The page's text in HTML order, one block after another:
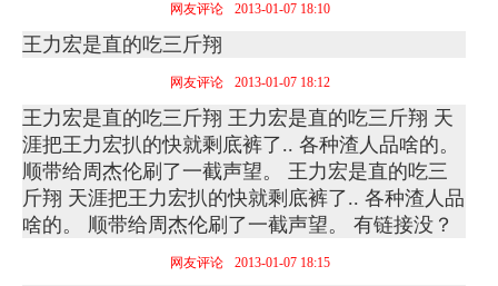
网友评论 2013-01-07 18:10
王力宏是直的吃三斤翔
网友评论 2013-01-07 18:12
王力宏是直的吃三斤翔 王力宏是直的吃三斤翔 天
涯把王力宏扒的快就剩底裤了.. 各种渣人品啥的。
顺带给周杰伦刷了一截声望。 王力宏是直的吃三
斤翔 天涯把王力宏扒的快就剩底裤了.. 各种渣人品
啥的。 顺带给周杰伦刷了一截声望。 有链接没？
网友评论 2013-01-07 18:15